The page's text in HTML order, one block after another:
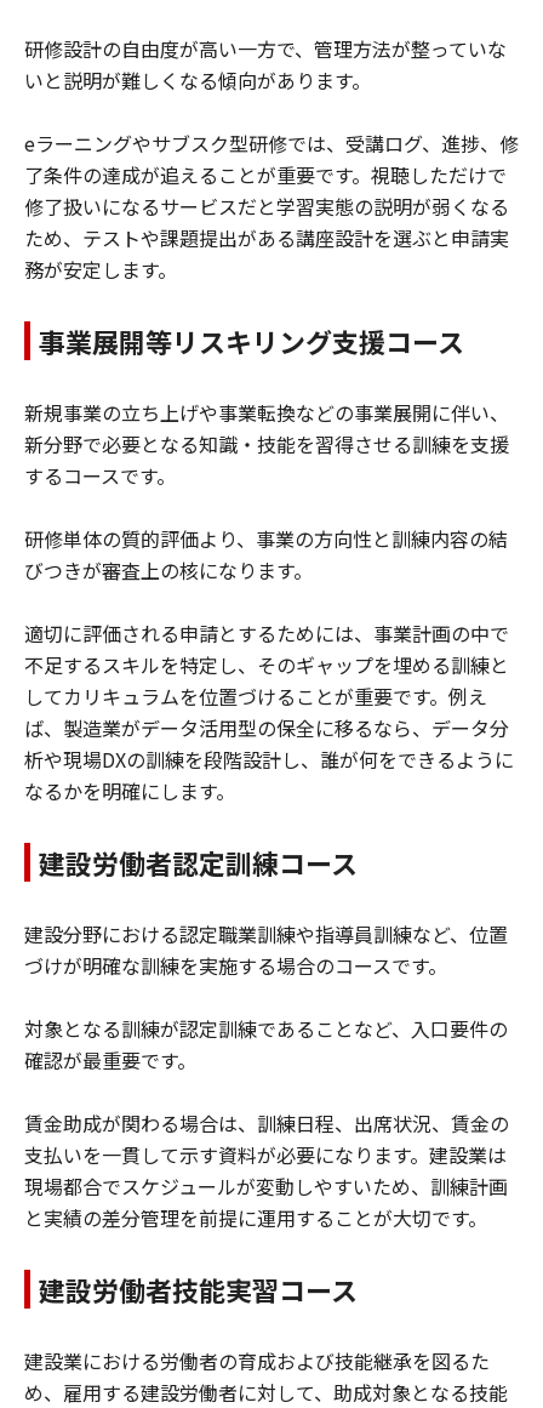
研修設計の自由度が高い一方で、管理方法が整っていな
いと説明が難しくなる傾向があります。
eラーニングやサブスク型研修では、受講ログ、進捗、修
了条件の達成が追えることが重要です。視聴しただけで
修了扱いになるサービスだと学習実態の説明が弱くなる
ため、テストや課題提出がある講座設計を選ぶと申請実
務が安定します。
事業展開等リスキリング支援コース
新規事業の立ち上げや事業転換などの事業展開に伴い、
新分野で必要となる知識・技能を習得させる訓練を支援
するコースです。
研修単体の質的評価より、事業の方向性と訓練内容の結
びつきが審査上の核になります。
適切に評価される申請とするためには、事業計画の中で
不足するスキルを特定し、そのギャップを埋める訓練と
してカリキュラムを位置づけることが重要です。例え
ば、製造業がデータ活用型の保全に移るなら、データ分
析や現場DXの訓練を段階設計し、誰が何をできるように
なるかを明確にします。
建設労働者認定訓練コース
建設分野における認定職業訓練や指導員訓練など、位置
づけが明確な訓練を実施する場合のコースです。
対象となる訓練が認定訓練であることなど、入口要件の
確認が最重要です。
賃金助成が関わる場合は、訓練日程、出席状況、賃金の
支払いを一貫して示す資料が必要になります。建設業は
現場都合でスケジュールが変動しやすいため、訓練計画
と実績の差分管理を前提に運用することが大切です。
建設労働者技能実習コース
建設業における労働者の育成および技能継承を図るた
め、雇用する建設労働者に対して、助成対象となる技能